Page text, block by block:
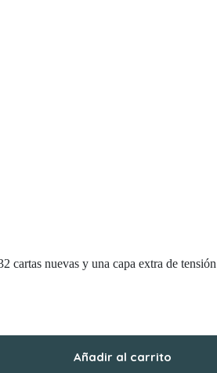
nuevas y una capa extra de
Añadir al carrito